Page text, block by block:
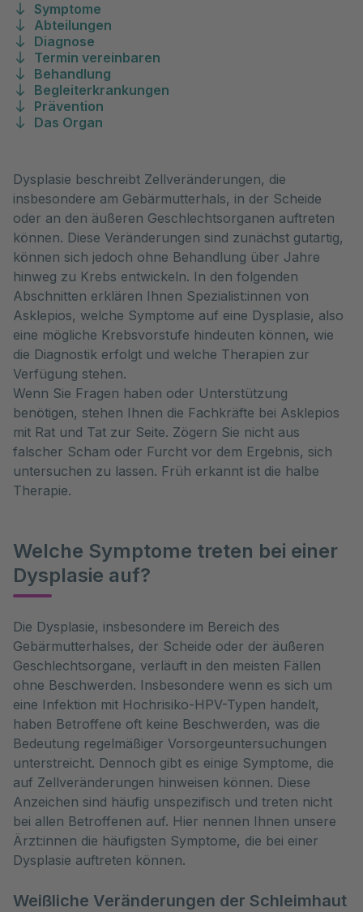
Symptome
Abteilungen
Diagnose
Termin vereinbaren
Behandlung
Begleiterkrankungen
Prävention
Das Organ
Dysplasie beschreibt Zellveränderungen, die
insbesondere am Gebärmutterhals, in der Scheide
oder an den äußeren Geschlechtsorganen auftreten
können. Diese Veränderungen sind zunächst gutartig,
können sich jedoch ohne Behandlung über Jahre
hinweg zu Krebs entwickeln. In den folgenden
Abschnitten erklären Ihnen Spezialist:innen von
Asklepios, welche Symptome auf eine Dysplasie, also
eine mögliche Krebsvorstufe hindeuten können, wie
die Diagnostik erfolgt und welche Therapien zur
Verfügung stehen.
Wenn Sie Fragen haben oder Unterstützung
benötigen, stehen Ihnen die Fachkräfte bei Asklepios
mit Rat und Tat zur Seite. Zögern Sie nicht aus
falscher Scham oder Furcht vor dem Ergebnis, sich
untersuchen zu lassen. Früh erkannt ist die halbe
Therapie.
Welche Symptome treten bei einer
Dysplasie auf?
Die Dysplasie, insbesondere im Bereich des
Gebärmutterhalses, der Scheide oder der äußeren
Geschlechtsorgane, verläuft in den meisten Fällen
ohne Beschwerden. Insbesondere wenn es sich um
eine Infektion mit Hochrisiko-HPV-Typen handelt,
haben Betroffene oft keine Beschwerden, was die
Bedeutung regelmäßiger Vorsorgeuntersuchungen
unterstreicht. Dennoch gibt es einige Symptome, die
auf Zellveränderungen hinweisen können. Diese
Anzeichen sind häufig unspezifisch und treten nicht
bei allen Betroffenen auf. Hier nennen Ihnen unsere
Ärzt:innen die häufigsten Symptome, die bei einer
Dysplasie auftreten können.
Weißliche Veränderungen der Schleimhaut